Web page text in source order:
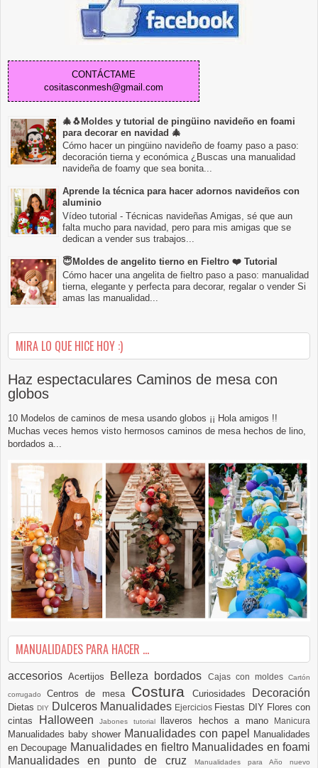
CONTÁCTAME
cositasconmesh@gmail.com
🎄🐧Moldes y tutorial de pingüino navideño en foami
para decorar en navidad 🎄
Cómo hacer un pingüino navideño de foamy paso a paso:
decoración tierna y económica ¿Buscas una manualidad
navideña de foamy que sea bonita...
Aprende la técnica para hacer adornos navideños con
aluminio
Vídeo tutorial - Técnicas navideñas Amigas, sé que aun
falta mucho para navidad, pero para mis amigas que se
dedican a vender sus trabajos...
😇Moldes de angelito tierno en Fieltro ❤️ Tutorial
Cómo hacer una angelita de fieltro paso a paso: manualidad
tierna, elegante y perfecta para decorar, regalar o vender Si
amas las manualidad...
MIRA LO QUE HICE HOY :)
Haz espectaculares Caminos de mesa con
globos
10 Modelos de caminos de mesa usando globos ¡¡ Hola amigos !!
Muchas veces hemos visto hermosos caminos de mesa hechos de lino,
bordados a...
MANUALIDADES PARA HACER ...
accesoriosAcertijos Belleza bordados Cajas con moldesCartón
corrugadoCentros de mesa Costura Curiosidades Decoración
DietasDIY Dulceros Manualidades Ejercicios Fiestas DIY Flores con
cintas
Halloween Jabones tutorial llaveros hechos a mano Manicura
Manualidades baby shower Manualidades con papel
Manualidades
en Decoupage Manualidades en fieltro Manualidades en foami
Manualidades en punto de cruz
Manualidades para Año nuevo